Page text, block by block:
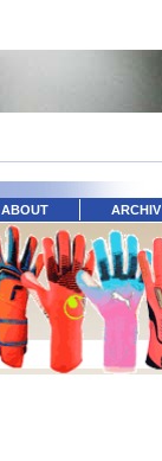
ABOUT ARCHIV